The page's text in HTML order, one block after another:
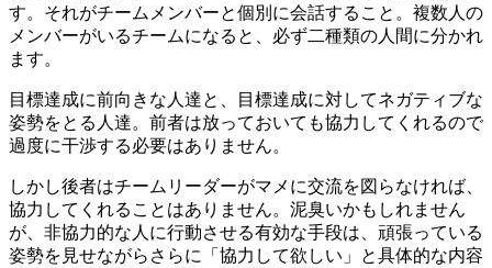
す。それがチームメンバーと個別に会話すること。複数人の
メンバーがいるチームになると、必ず二種類の人間に分かれ
ます。
目標達成に前向きな人達と、目標達成に対してネガティブな
姿勢をとる人達。前者は放っておいても協力してくれるので
過度に干渉する必要はありません。
しかし後者はチームリーダーがマメに交流を図らなければ、
協力してくれることはありません。泥臭いかもしれません
が、非協力的な人に行動させる有効な手段は、頑張っている
姿勢を見せながらさらに「協力して欲しい」と具体的な内容